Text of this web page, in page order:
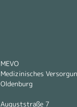
MEVO
Medizinisches
Oldenburg
Auguststraße 7